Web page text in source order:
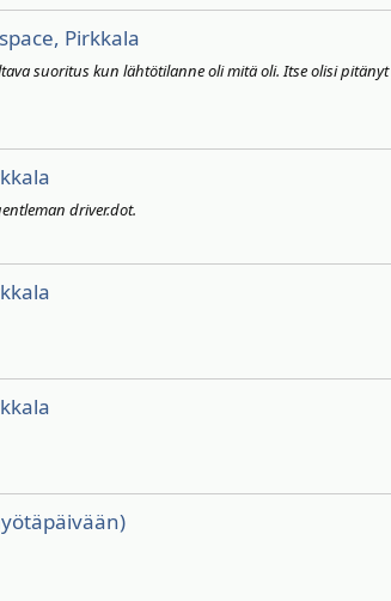
Pirkkala
suoritus kun lähtötilanne oli mitä oli. Itse olisi
driver.dot.